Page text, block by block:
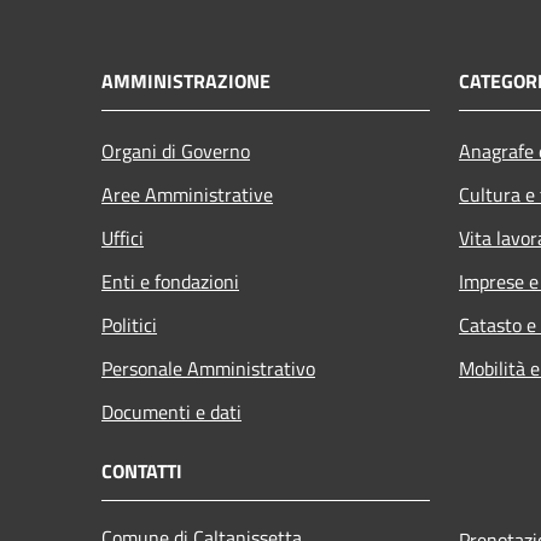
AMMINISTRAZIONE
Organi di Governo
Aree Amministrative
Uffici
Enti e fondazioni
Politici
Personale Amministrativo
Documenti e dati
Cultura
Vita
Imprese
Catasto
Mobilità
CONTATTI